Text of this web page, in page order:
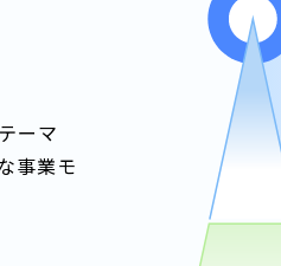
ーマ
事業モ